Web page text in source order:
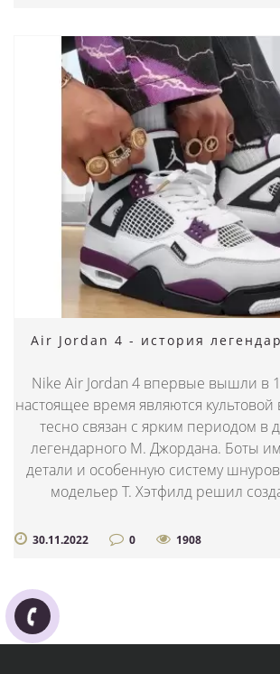
Air Jordan 4 - история
Nike Air Jordan 4 впервые вышли в
настоящее время являются
тесно связан с ярким периодом в
легендарного М. Джордана. Боты
детали и особенную систему
модельер Т. Хэтфилд решил
30.11.2022 0 1908